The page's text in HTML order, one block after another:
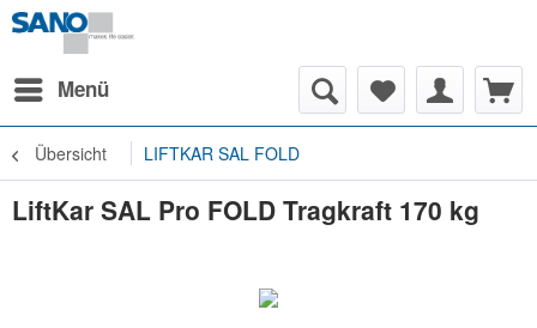
Menü
Übersicht LIFTKAR SAL FOLD
LiftKar SAL Pro FOLD Tragkraft 170 kg